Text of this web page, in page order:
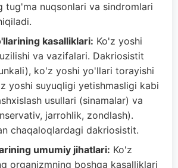
tug'ma nuqsonlari va sindromlari
kasalliklari: Ko'z yoshi
va vazifalari. Dakriosistit
ko'z yoshi yo'llari torayishi
yoshi suyuqligi yetishmasligi kabi
usullari (sinamalar) va
jarrohlik, zondlash).
chaqaloqlardagi dakriosistit.
umumiy jihatlari: Ko'z
organizmning boshqa kasalliklari